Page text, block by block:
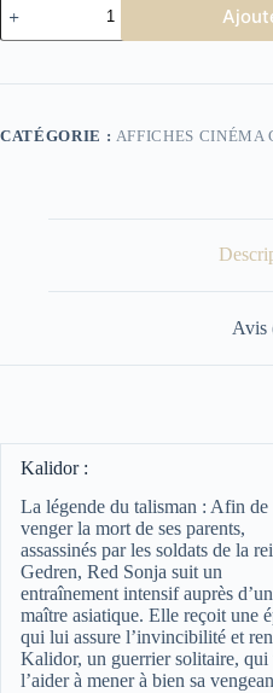
de
affiche
Kalidor
CATÉGORIE : AFFICHES CINÉMA
Avis
Kalidor :
La légende du talisman : Afin de
venger la mort de ses parents,
assassinés par les soldats de la
Gedren, Red Sonja suit un
entraînement intensif auprès
maître asiatique. Elle reçoit une
qui lui assure l’invincibilité et
Kalidor, un guerrier solitaire, qui
l’aider à mener à bien sa